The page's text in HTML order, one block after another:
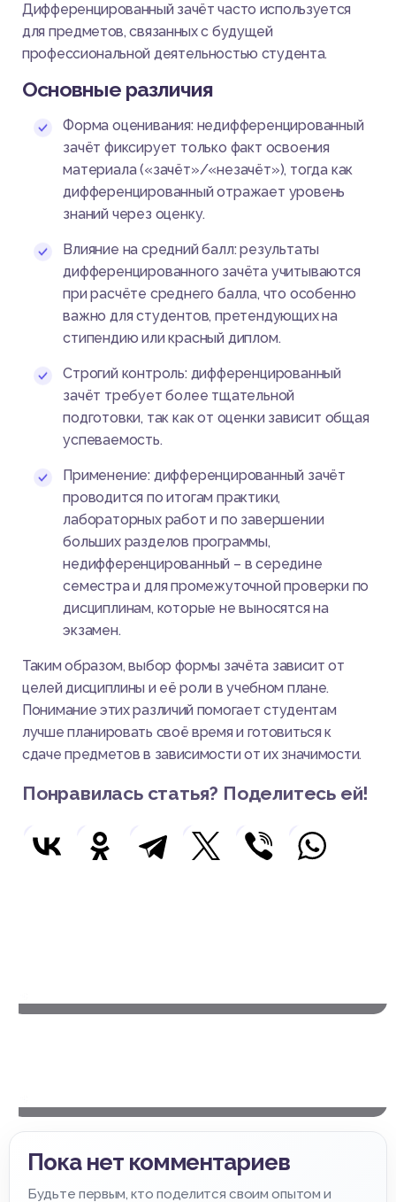
Дифференцированный зачёт часто используется
для предметов, связанных с будущей
профессиональной деятельностью студента.
Основные различия
Форма оценивания: недифференцированный
зачёт фиксирует только факт освоения
материала («зачёт»/«незачёт»), тогда как
дифференцированный отражает уровень
знаний через оценку.
Влияние на средний балл: результаты
дифференцированного зачёта учитываются
при расчёте среднего балла, что особенно
важно для студентов, претендующих на
стипендию или красный диплом.
Строгий контроль: дифференцированный
зачёт требует более тщательной
подготовки, так как от оценки зависит общая
успеваемость.
Применение: дифференцированный зачёт
проводится по итогам практики,
лабораторных работ и по завершении
больших разделов программы,
недифференцированный – в середине
семестра и для промежуточной проверки по
дисциплинам, которые не выносятся на
экзамен.
Таким образом, выбор формы зачёта зависит от
целей дисциплины и её роли в учебном плане.
Понимание этих различий помогает студентам
лучше планировать своё время и готовиться к
сдаче предметов в зависимости от их значимости.
Понравилась статья? Поделитесь ей!
Пока нет комментариев
Будьте первым, кто поделится своим опытом и